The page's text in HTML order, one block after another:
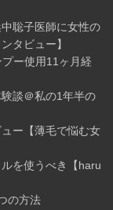
聡子医師に女性の
タビュー】
ー使用11ヶ月経
談＠私の1年半の
ー【薄毛で悩む女
を使うべき【haru
の方法